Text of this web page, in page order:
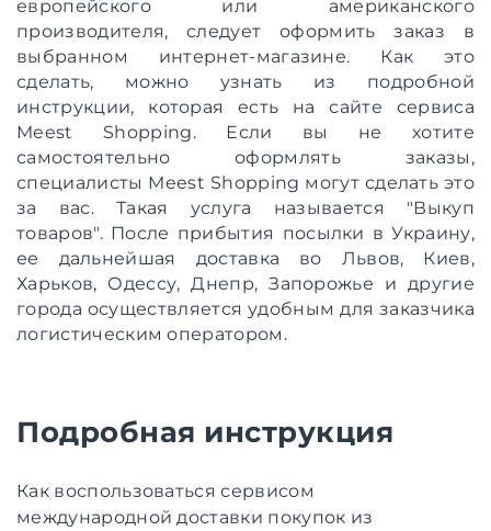
европейского или американского
производителя, следует оформить заказ в
выбранном интернет-магазине. Как это
сделать, можно узнать из подробной
инструкции, которая есть на сайте сервиса
Meest Shopping. Если вы не хотите
самостоятельно оформлять заказы,
специалисты Meest Shopping могут сделать это
за вас. Такая услуга называется "Выкуп
товаров". После прибытия посылки в Украину,
ее дальнейшая доставка во Львов, Киев,
Харьков, Одессу, Днепр, Запорожье и другие
города осуществляется удобным для заказчика
логистическим оператором.
Подробная инструкция
Как воспользоваться сервисом
международной доставки покупок из